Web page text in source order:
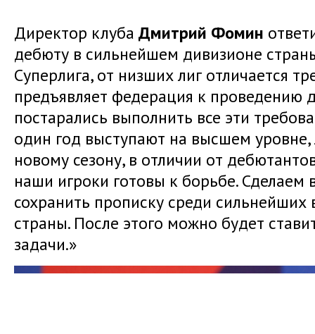
Директор клуба Дмитрий Фомин
дебюту в сильнейшем дивизионе
Суперлига, от низших лиг отличается
предъявляет федерация к
постарались выполнить все эти
один год выступают на высшем уровне,
новому сезону, в отличии от
наши игроки готовы к борьбе. Сделаем
сохранить прописку среди
страны. После этого можно будет
задачи.»